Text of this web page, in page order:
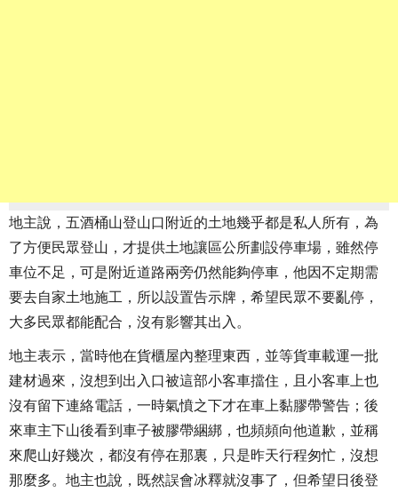
地主說，五酒桶山登山口附近的土地幾乎都是私人所有，為
了方便民眾登山，才提供土地讓區公所劃設停車場，雖然停
車位不足，可是附近道路兩旁仍然能夠停車，他因不定期需
要去自家土地施工，所以設置告示牌，希望民眾不要亂停，
大多民眾都能配合，沒有影響其出入。
地主表示，當時他在貨櫃屋內整理東西，並等貨車載運一批
建材過來，沒想到出入口被這部小客車擋住，且小客車上也
沒有留下連絡電話，一時氣憤之下才在車上黏膠帶警告；後
來車主下山後看到車子被膠帶綑綁，也頻頻向他道歉，並稱
來爬山好幾次，都沒有停在那裏，只是昨天行程匆忙，沒想
那麼多。地主也說，既然誤會冰釋就沒事了，但希望日後登